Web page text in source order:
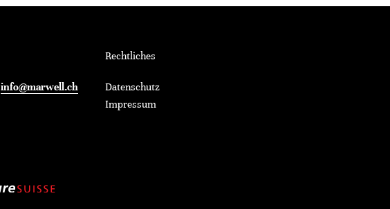
info@marwell.ch
Rechtliches
Datenschutz
Impressum